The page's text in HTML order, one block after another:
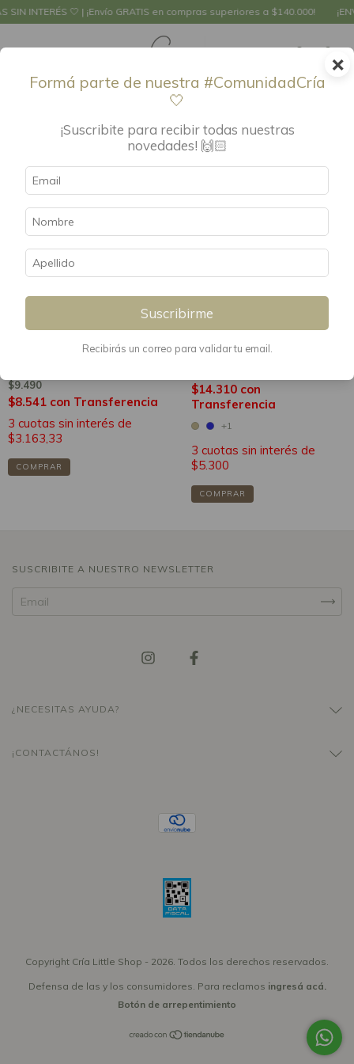
INTERÉS 🤍 | ¡Envío GRATIS en compras superiores a $140.000!
Gorritos
Gorritos FILTRAR
Gorrito de algodón
$9.490
$8.541 con Transferencia
3 cuotas sin interés de
$3.163,33
COMPRAR
Gorro de lana osito
$14.310 con
Transferencia
+1
3 cuotas sin interés de
$5.300
COMPRAR
SUSCRIBITE A NUESTRO NEWSLETTER
¿NECESITAS AYUDA?
¡CONTACTÁNOS!
Copyright Cría Little Shop - 2026. Todos los derechos reservados.
Defensa de las y los consumidores. Para reclamos ingresá acá.
Botón de arrepentimiento
×
Formá parte de nuestra #ComunidadCría
🤍
¡Suscribite para recibir todas nuestras
novedades! 🙌🏻
Suscribirme
Recibirás un correo para validar tu email.